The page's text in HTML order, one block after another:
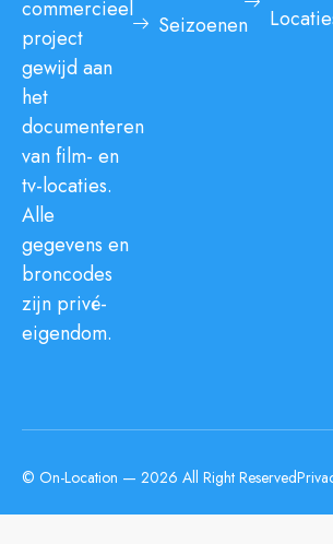
commercieel
project
gewijd aan
het
documenteren
van film- en
tv-locaties.
Alle
gegevens en
broncodes
zijn privé-
eigendom.
Seizoenen
© On-Location — 2026 All Right Reserved